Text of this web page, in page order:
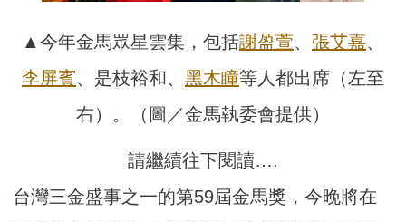
▲今年金馬眾星雲集，包括謝盈萱、 張艾嘉、
李屏賓、是枝裕和、 黑木瞳等人都出席（左至
右）。（圖／金馬執委會提供）
請繼續往下閱讀….
台灣三金盛事之一的第59屆金馬獎，今晚將在